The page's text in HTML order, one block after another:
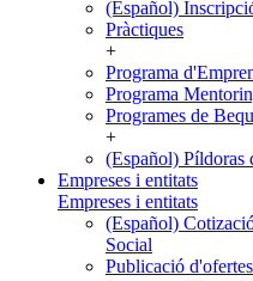
(Español)
Pràctiques
+
Programa
Programa
Programes de
+
(Español) Píldoras
Empreses i entitats
Empreses i entitats
(Español)
Social
Publicació d'ofertes